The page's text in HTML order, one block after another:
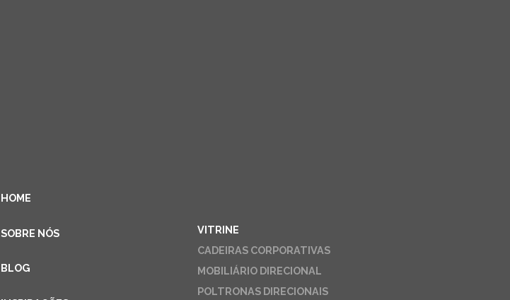
HOME
SOBRE NÓS
BLOG
VITRINE
CADEIRAS CORPORATIVAS
MOBILIÁRIO DIRECIONAL
POLTRONAS DIRECIONAIS